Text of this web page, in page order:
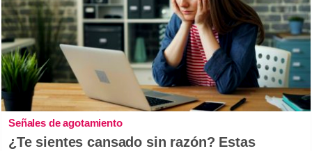
Señales de agotamiento
¿Te sientes cansado sin razón? Estas